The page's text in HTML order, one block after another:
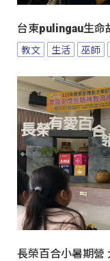
台東pulingau生命
教文 生活 巫師
長榮百合小暑期營